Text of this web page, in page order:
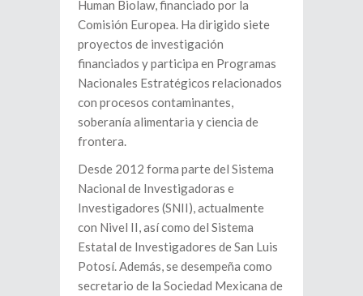
Human Biolaw, financiado por la
Comisión Europea. Ha dirigido siete
proyectos de investigación
financiados y participa en Programas
Nacionales Estratégicos relacionados
con procesos contaminantes,
soberanía alimentaria y ciencia de
frontera.
Desde 2012 forma parte del Sistema
Nacional de Investigadoras e
Investigadores (SNII), actualmente
con Nivel II, así como del Sistema
Estatal de Investigadores de San Luis
Potosí. Además, se desempeña como
secretario de la Sociedad Mexicana de